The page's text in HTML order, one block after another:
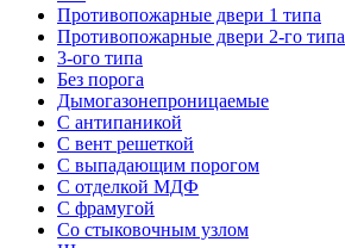
Противопожарные двери 1 типа
Противопожарные двери 2-го типа
3-ого типа
Без порога
Дымогазонепроницаемые
С антипаникой
С вент решеткой
С выпадающим порогом
С отделкой МДФ
С фрамугой
Со стыковочным узлом